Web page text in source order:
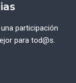
participación
para tod@s.